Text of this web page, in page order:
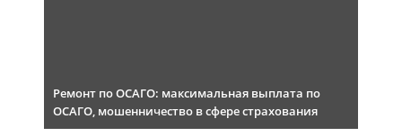
Ремонт по ОСАГО: максимальная выплата по
ОСАГО, мошенничество в сфере страхования